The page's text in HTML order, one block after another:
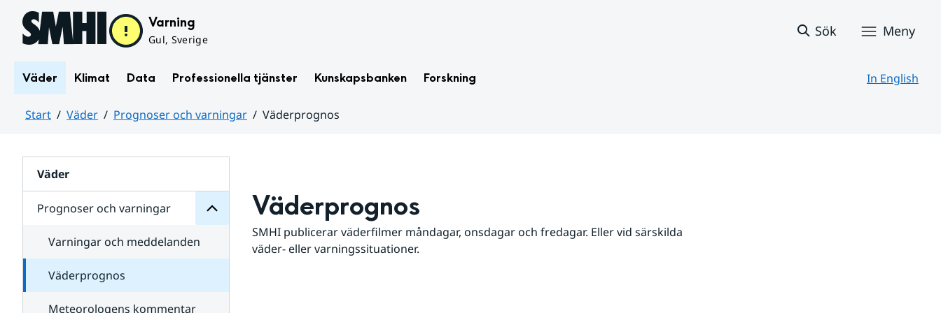
Hoppa till sidans innehåll Varning
Gul, Sverige
Sök Meny
Väder Klimat Data Professionella tjänster Kunskapsbanken Forskning In English
Start Väder Prognoser och varningar
Väderprognos
Väder
Prognoser och varningar
för
varningar
Varningar och meddelanden
Väderprognos
Meteorologens kommentar
Väderprognos
SMHI publicerar väderfilmer måndagar, onsdagar och fredagar. Eller vid särskilda
väder- eller varningssituationer.